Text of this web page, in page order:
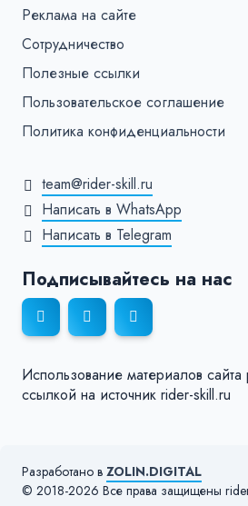
Реклама на сайте
Сотрудничество
Полезные ссылки
Пользовательское соглашение
Политика конфиденциальности
team@rider-skill.ru
Написать в WhatsApp
Написать в Telegram
Подписывайтесь на нас
Использование материалов
ссылкой на источник rider-skill.ru
Разработано в ZOLIN.DIGITAL
© 2018-2026 Все права защищены